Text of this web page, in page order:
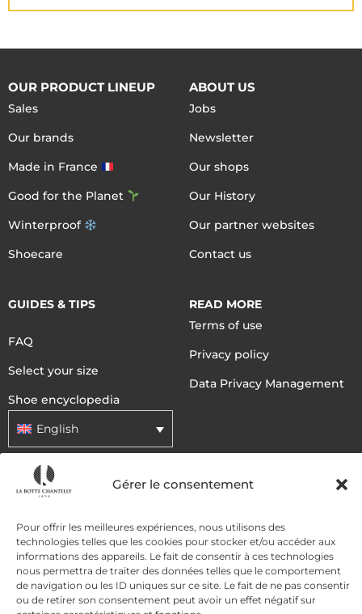
Gérer le consentement
Pour offrir les meilleures expériences, nous utilisons des
technologies telles que les cookies pour stocker et/ou accéder aux
informations des appareils. Le fait de consentir à ces technologies
nous permettra de traiter des données telles que le comportement
de navigation ou les ID uniques sur ce site. Le fait de ne pas consentir
ou de retirer son consentement peut avoir un effet négatif sur
OUR PRODUCT LINEUP
Sales
Our brands
Made in France
Good for the Planet
Winterproof
Shoecare
ABOUT US
Jobs
Newsletter
Our shops
Our History
Our partner websites
Contact us
GUIDES & TIPS
FAQ
Select your size
Shoe encyclopedia
English
READ MORE
Terms of use
Privacy policy
Data Privacy Management
DELIVERY METHODS
PAYMENT METHODS